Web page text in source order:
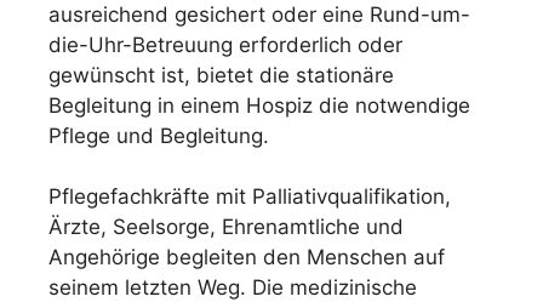
ausreichend gesichert oder eine Rund-um-
die-Uhr-Betreuung erforderlich oder
gewünscht ist, bietet die stationäre
Begleitung in einem Hospiz die notwendige
Pflege und Begleitung.
Pflegefachkräfte mit Palliativqualifikation,
Ärzte, Seelsorge, Ehrenamtliche und
Angehörige begleiten den Menschen auf
seinem letzten Weg. Die medizinische